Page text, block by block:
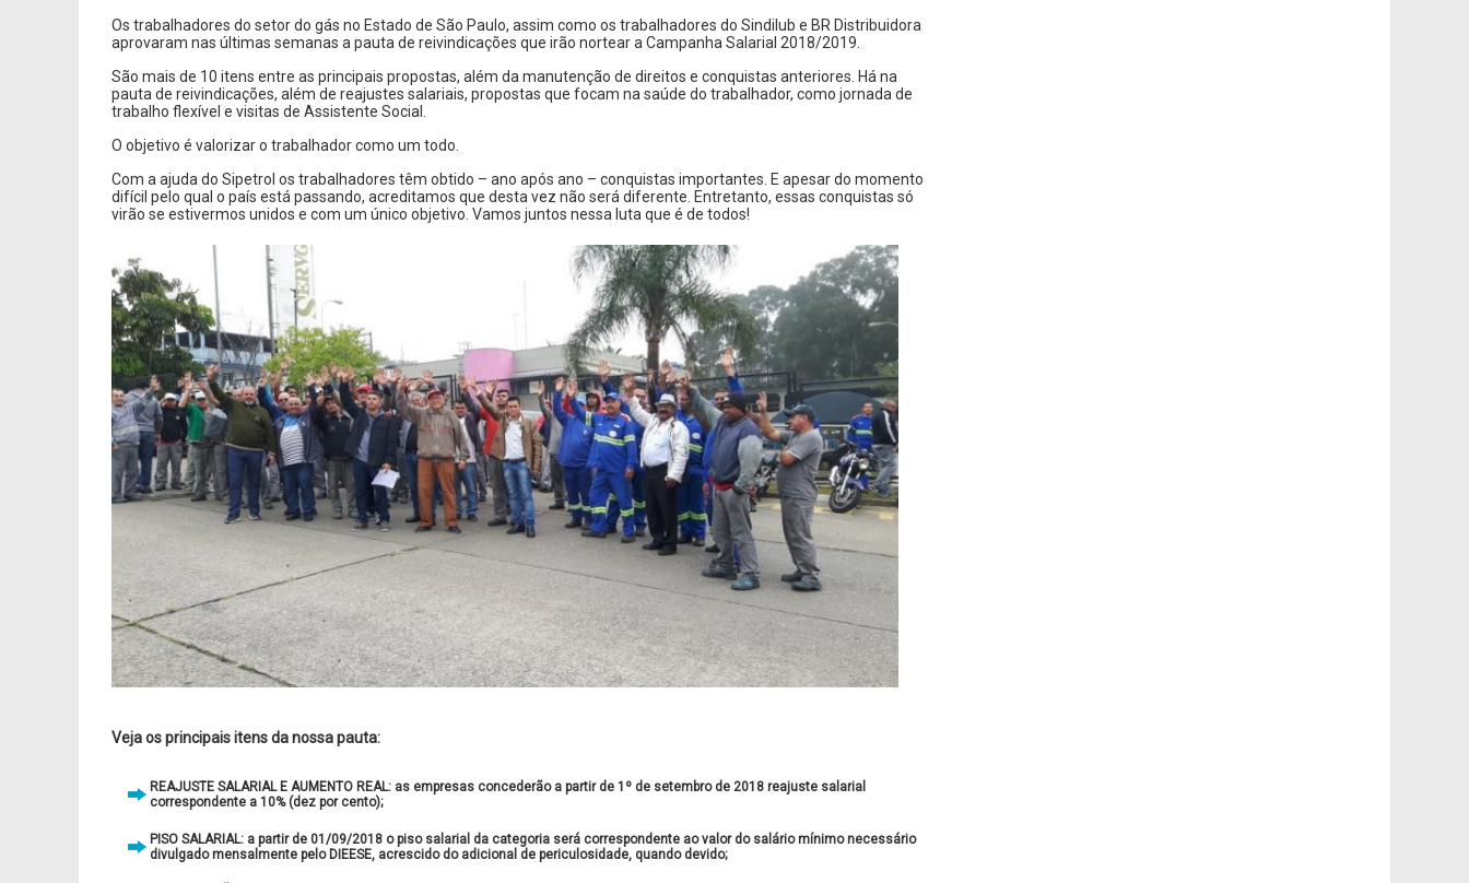
Os trabalhadores do setor do gás no Estado de São Paulo, assim como os trabalhadores do Sindilub e BR Distribuidora
aprovaram nas últimas semanas a pauta de reivindicações que irão nortear a Campanha Salarial 2018/2019.
São mais de 10 itens entre as principais propostas, além da manutenção de direitos e conquistas anteriores. Há na
pauta de reivindicações, além de reajustes salariais, propostas que focam na saúde do trabalhador, como jornada de
trabalho flexível e visitas de Assistente Social.
O objetivo é valorizar o trabalhador como um todo.
Com a ajuda do Sipetrol os trabalhadores têm obtido – ano após ano – conquistas importantes. E apesar do momento
difícil pelo qual o país está passando, acreditamos que desta vez não será diferente. Entretanto, essas conquistas só
virão se estivermos unidos e com um único objetivo. Vamos juntos nessa luta que é de todos!
Veja os principais itens da nossa pauta:
REAJUSTE SALARIAL E AUMENTO REAL: as empresas concederão a partir de 1º de setembro de 2018 reajuste salarial
correspondente a 10% (dez por cento);
PISO SALARIAL: a partir de 01/09/2018 o piso salarial da categoria será correspondente ao valor do salário mínimo necessário
divulgado mensalmente pelo DIEESE, acrescido do adicional de periculosidade, quando devido;